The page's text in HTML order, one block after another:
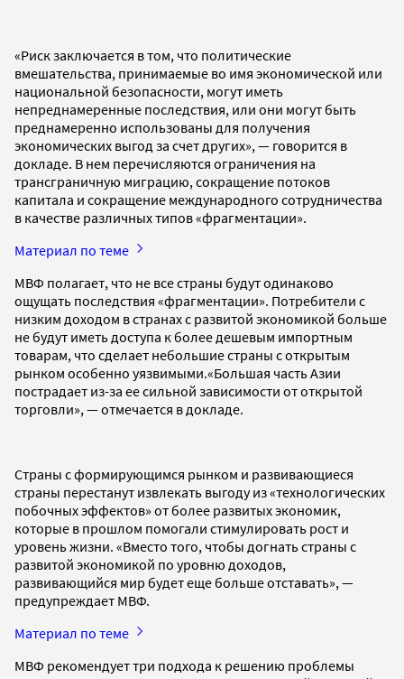
«Риск заключается в том, что политические
вмешательства, принимаемые во имя экономической или
национальной безопасности, могут иметь
непреднамеренные последствия, или они могут быть
преднамеренно использованы для получения
экономических выгод за счет других», — говорится в
докладе. В нем перечисляются ограничения на
трансграничную миграцию, сокращение потоков
капитала и сокращение международного сотрудничества
в качестве различных типов «фрагментации».
Материал по теме
МВФ полагает, что не все страны будут одинаково
ощущать последствия «фрагментации». Потребители с
низким доходом в странах с развитой экономикой больше
не будут иметь доступа к более дешевым импортным
товарам, что сделает небольшие страны с открытым
рынком особенно уязвимыми.«Большая часть Азии
пострадает из-за ее сильной зависимости от открытой
торговли», — отмечается в докладе.
Страны с формирующимся рынком и развивающиеся
страны перестанут извлекать выгоду из «технологических
побочных эффектов» от более развитых экономик,
которые в прошлом помогали стимулировать рост и
уровень жизни. «Вместо того, чтобы догнать страны с
развитой экономикой по уровню доходов,
развивающийся мир будет еще больше отставать», —
предупреждает МВФ.
Материал по теме
МВФ рекомендует три подхода к решению проблемы